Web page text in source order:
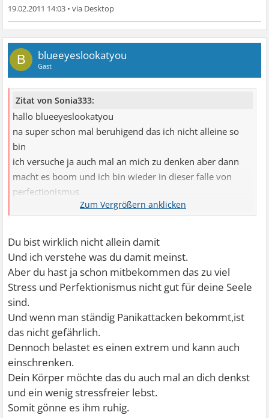
19.02.2011 14:03 •
B blueeyeslookatyou
Gast
Zitat von Sonia333:
hallo blueeyeslookatyou
na super schon mal beruhigend das ich nicht alleine so
bin
ich versuche ja auch mal an mich zu denken aber dann
macht es boom und ich bin wieder in dieser falle von
perfectionismus
es ist so schwer daraus zu kommen und dann manchmal
Du bist wirklich nicht allein damit
Und ich verstehe was du damit meinst.
Aber du hast ja schon mitbekommen das zu viel
Stress und Perfektionismus nicht gut für deine Seele
sind.
Und wenn man ständig Panikattacken bekommt,ist
das nicht gefährlich.
Dennoch belastet es einen extrem und kann auch
einschrenken.
Dein Körper möchte das du auch mal an dich denkst
und ein wenig stressfreier lebst.
Somit gönne es ihm ruhig.